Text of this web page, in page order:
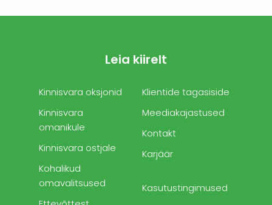
Leia kiirelt
Kinnisvara oksjonid
Kinnisvara
omanikule
Kinnisvara ostjale
Kohalikud
omavalitsused
Klientide tagasiside
Meediakajastused
Kontakt
Karjäär
Kasutustingimused